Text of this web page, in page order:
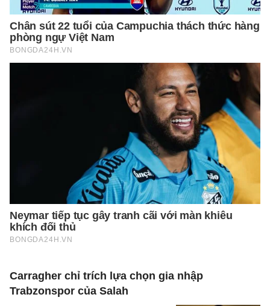
Carragher chỉ trích lựa chọn gia nhập
Trabzonspor của Salah